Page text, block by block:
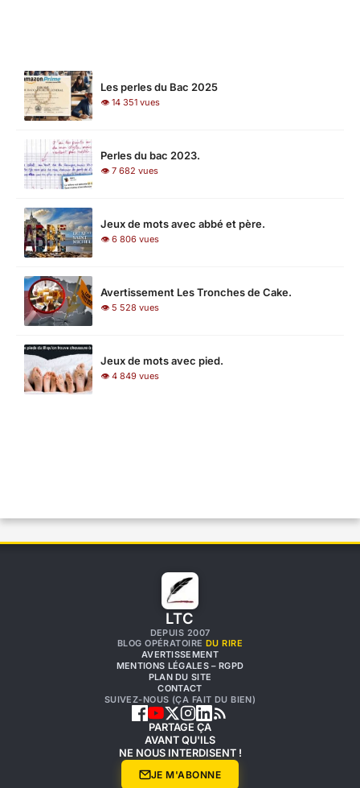
Les perles du Bac 2025
👁 14 351 vues
Perles du bac 2023.
👁 7 682 vues
Jeux de mots avec abbé et père.
👁 6 806 vues
Avertissement Les Tronches de Cake.
👁 5 528 vues
Jeux de mots avec pied.
👁 4 849 vues
LTC
DEPUIS 2007
BLOG OPÉRATOIRE DU RIRE
AVERTISSEMENT
MENTIONS LÉGALES – RGPD
PLAN DU SITE
CONTACT
SUIVEZ-NOUS (ÇA FAIT DU BIEN)
PARTAGE ÇA
AVANT QU'ILS
NE NOUS INTERDISENT !
JE M'ABONNE